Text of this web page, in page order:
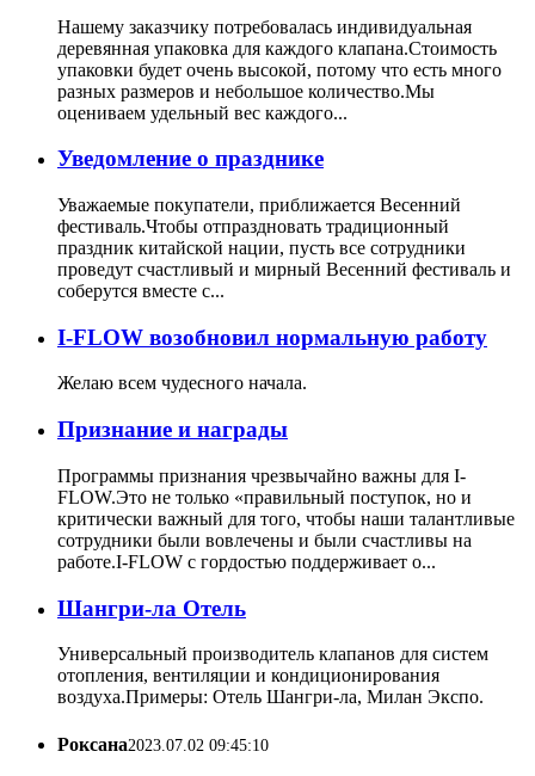
Нашему заказчику потребовалась индивидуальная
деревянная упаковка для каждого клапана.Стоимость
упаковки будет очень высокой, потому что есть много
разных размеров и небольшое количество.Мы
оцениваем удельный вес каждого...
Уведомление о празднике
Уважаемые покупатели, приближается Весенний
фестиваль.Чтобы отпраздновать традиционный
праздник китайской нации, пусть все сотрудники
проведут счастливый и мирный Весенний фестиваль и
соберутся вместе с...
I-FLOW возобновил нормальную работу
Желаю всем чудесного начала.
Признание и награды
Программы признания чрезвычайно важны для I-
FLOW.Это не только «правильный поступок, но и
критически важный для того, чтобы наши талантливые
сотрудники были вовлечены и были счастливы на
работе.I-FLOW с гордостью поддерживает о...
Шангри-ла Отель
Универсальный производитель клапанов для систем
отопления, вентиляции и кондиционирования
воздуха.Примеры: Отель Шангри-ла, Милан Экспо.
Роксана2023.07.02 09:45:10